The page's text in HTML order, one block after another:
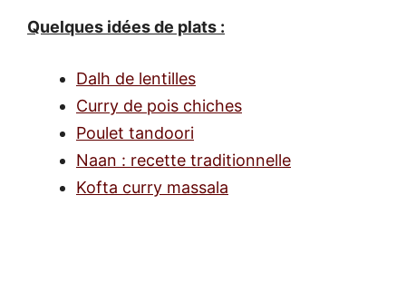
Quelques idées de plats :
Dalh de lentilles
Curry de pois chiches
Poulet tandoori
Naan : recette traditionnelle
Kofta curry massala